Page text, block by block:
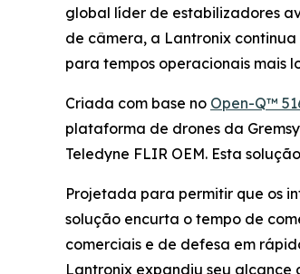
global líder de estabilizadores
de câmera, a Lantronix
para tempos operacionais mais
Criada com base no Open-Q™
plataforma de drones da
Teledyne FLIR OEM. Esta
Projetada para permitir que os
solução encurta o tempo de
comerciais e de defesa em
Lantronix expandiu seu